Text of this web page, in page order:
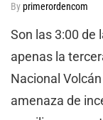
Byprimerordencom
Son las 3:00 de
apenas la
Nacional
amenaza de